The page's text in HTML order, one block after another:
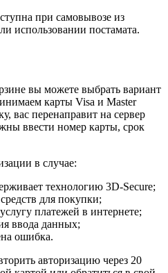
при самовывозе из
использовании постамата.
вы можете выбрать вариант
карты Visa и Master
вас перенаправит на сервер
ввести номер карты, срок
в случае:
технологию 3D-Secure;
для покупки;
платежей в интернете;
ввода данных;
ошибка.
авторизацию через 20